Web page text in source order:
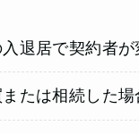
退居で契約者が
たは相続した場